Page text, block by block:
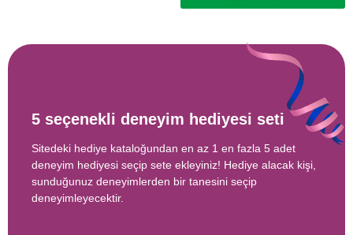
5 seçenekli deneyim hediyesi seti
Sitedeki hediye kataloğundan en az 1 en fazla 5 adet
deneyim hediyesi seçip sete ekleyiniz! Hediye alacak kişi,
sunduğunuz deneyimlerden bir tanesini seçip
deneyimleyecektir.